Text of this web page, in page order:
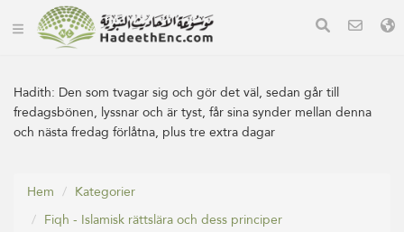
Hadith: Den som tvagar sig och gör det väl, sedan går till
fredagsbönen, lyssnar och är tyst, får sina synder mellan denna
och nästa fredag förlåtna, plus tre extra dagar
Hem
Kategorier
Fiqh - Islamisk rättslära och dess principer